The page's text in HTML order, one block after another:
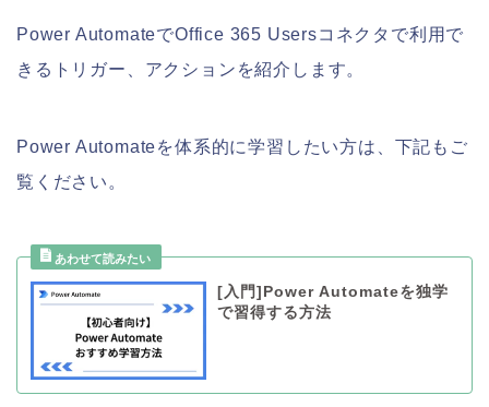
Power AutomateでOffice 365 Usersコネクタで利用で
きるトリガー、アクションを紹介します。
Power Automateを体系的に学習したい方は、下記もご
覧ください。
[入門]Power Automateを独学
で習得する方法